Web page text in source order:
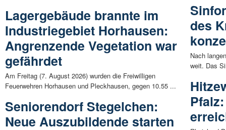
Lagergebäude brannte im
Industriegebiet Horhausen:
Angrenzende Vegetation war
gefährdet
Am Freitag (7. August 2026) wurden die Freiwilligen
Feuerwehren Horhausen und Pleckhausen, gegen 10.55 ...
Seniorendorf Stegelchen:
Neue Auszubildende starten
des
Nach
weit. Das